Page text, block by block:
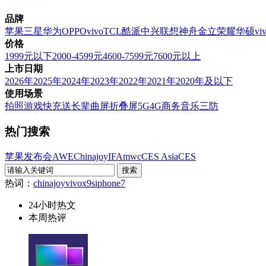
品牌
苹果三星华为OPPOvivoTCL酷派中兴联想神舟金立荣耀华硕
价格
1999元以下2000-4599元4600-7599元7600元以上
上市日期
2026年2025年2024年2023年2022年2021年2020年及以下
使用场景
拍照游戏快充送长辈曲屏折叠屏5G4G商务音乐三防
热门搜索
苹果发布会AWEChinajoyIFAmwcCES AsiaCES
热词： chinajoyvivox9siphone7
24小时热文
本周热评